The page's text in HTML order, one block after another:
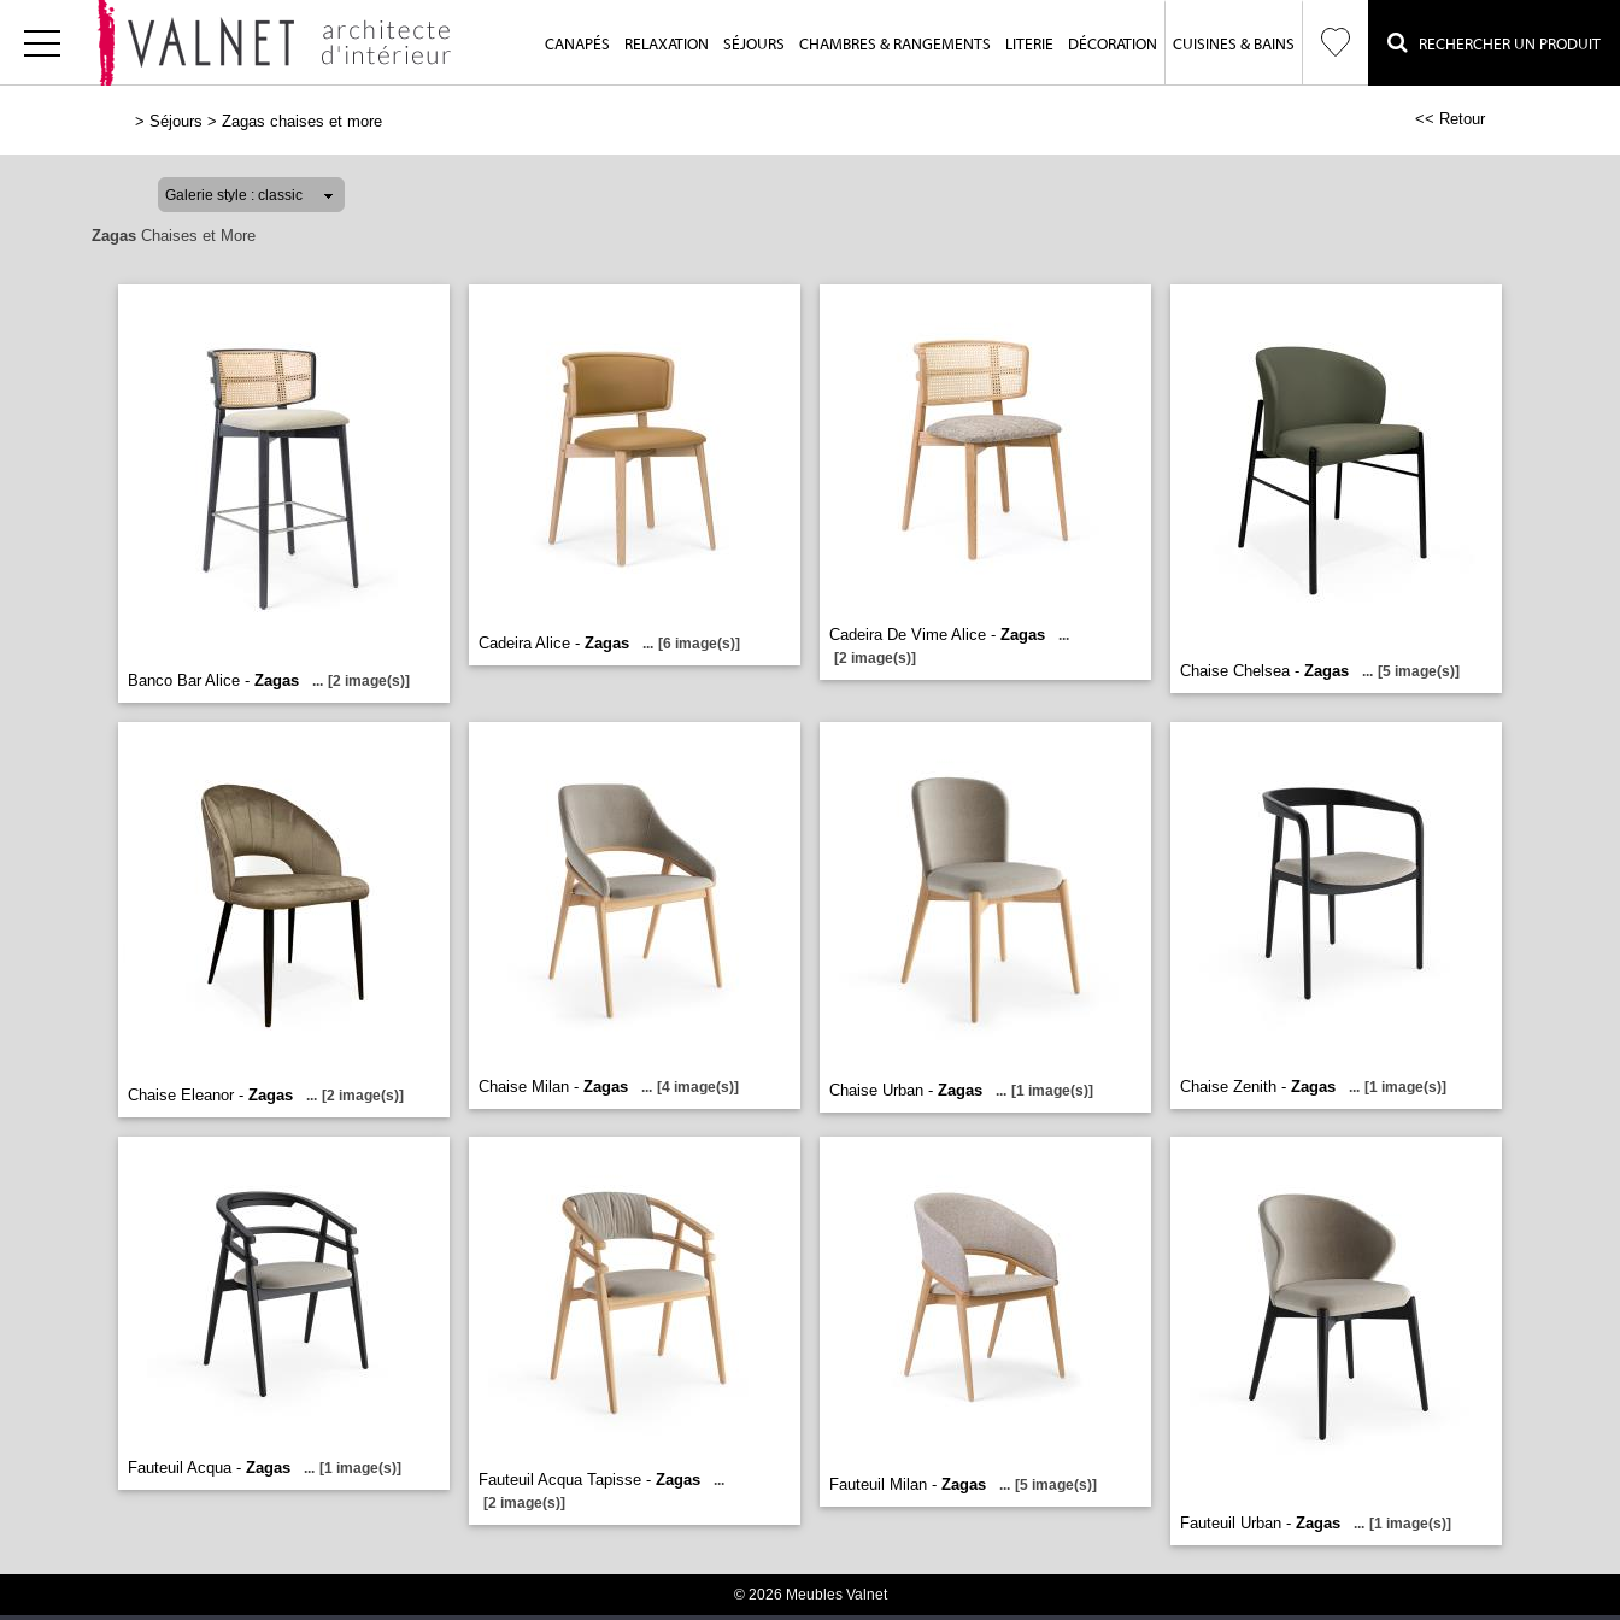
CANAPÉS RELAXATION SÉJOURS CHAMBRES & RANGEMENTS LITERIE DÉCORATION CUISINES & BAINS RECHERCHER UN PRODUIT
> Séjours > Zagas chaises et more << Retour
Zagas Chaises et More
Banco Bar Alice - Zagas ... [2 image(s)]
Cadeira Alice - Zagas ... [6 image(s)] Cadeira De Vime Alice - Zagas
...
[2 image(s)]
Chaise Chelsea - Zagas ... [5 image(s)]
Chaise Eleanor - Zagas ... [2 image(s)] Chaise Milan - Zagas ... [4 image(s)] Chaise Urban - Zagas ... [1 image(s)] Chaise Zenith - Zagas ... [1 image(s)]
Fauteuil Acqua - Zagas ... [1 image(s)]
Fauteuil Acqua Tapisse - Zagas
...
[2 image(s)]
Fauteuil Milan - Zagas ... [5 image(s)]
Fauteuil Urban - Zagas ... [1 image(s)]
© 2026 Meubles Valnet